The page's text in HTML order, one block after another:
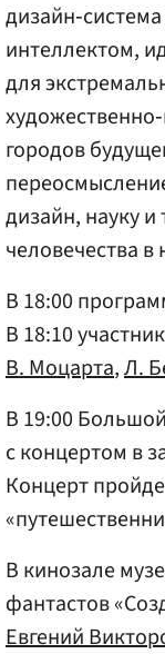
интеллектом,
для
городов
дизайн, науку
человечества в
В 18:00
В 18:10
В. Моцарта,Л.
В 19:00
с концертом в
Концерт
В кинозале
фантастов
Евгений